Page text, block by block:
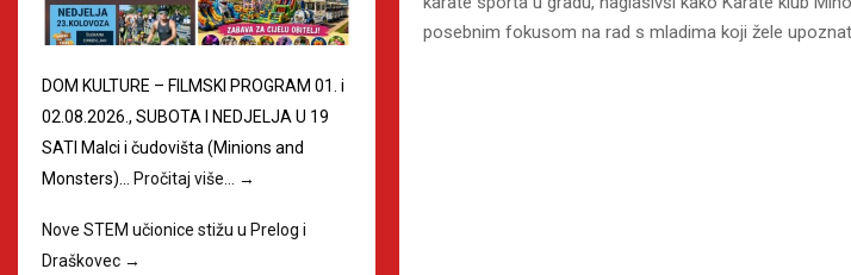
posebnim fokusom na rad s mladima koji žele
DOM KULTURE – FILMSKI PROGRAM 01. i
02.08.2026., SUBOTA I NEDJELJA U 19
SATI Malci i čudovišta (Minions and
Monsters)… Pročitaj više… →
Nove STEM učionice stižu u Prelog i
Draškovec →